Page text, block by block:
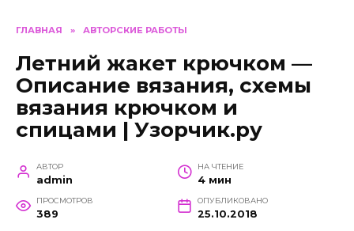
ГЛАВНАЯ » АВТОРСКИЕ РАБОТЫ
Летний жакет крючком —
Описание вязания, схемы
вязания крючком и
спицами | Узорчик.ру
АВТОР
admin
НА ЧТЕНИЕ
4 мин
ПРОСМОТРОВ
389
ОПУБЛИКОВАНО
25.10.2018